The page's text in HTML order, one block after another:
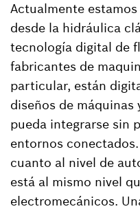
Actualmente
desde la hidráulica
tecnología digital de
fabricantes de
particular, están
diseños de
pueda integrarse sin
entornos
cuanto al nivel de
está al mismo nivel
electromecánicos.